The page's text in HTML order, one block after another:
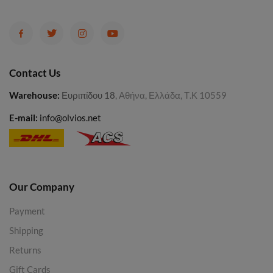
Contact Us
Warehouse: Ευριπίδου 18, Αθήνα, Ελλάδα, Τ.Κ 10559
E-mail: info@olvios.net
Our Company
Payment
Shipping
Returns
Gift Cards